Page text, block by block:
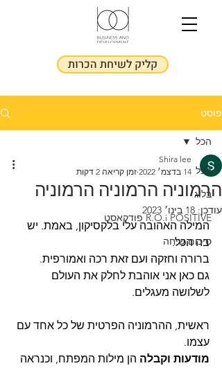
קליק לשיחת הכרות
פוסט
הכל
בלוג
R.O.i POSITIVE פודקאסט
סיכום שיחה
הכל
הרמוניה הרמוניה הרמוניה
Shira lee
14 בדצמ׳ 2022
זמן קריאה 2 דקות
עודכן: 18 בינו׳ 2023
המילה האהובה עלי בלקסיקון, באמת. יש
בה הכל.
ברורה וחזקה ועם זאת רכה ואמורפית.
גם כאן אני אוהבת לחלק את העולם
לשלושה מעגלים.
ראשית, ההרמוניה הפרטית של כל אחד עם
עצמו.
מודעות וקבלה הן מילות המפתח, וכנראה